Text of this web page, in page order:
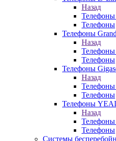
Назад
Телефоны
Телефоны
Назад
Телефоны
Телефоны
Телефоны
Назад
Телефоны
Телефоны
Телефоны
Назад
Телефоны
Системы